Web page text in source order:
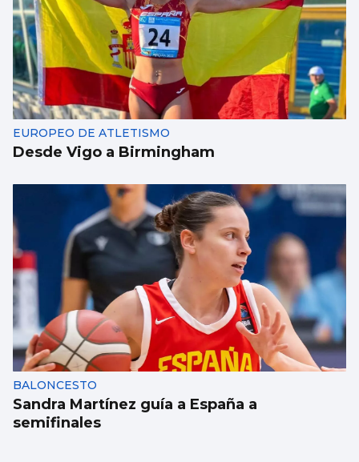
EUROPEO DE ATLETISMO
Desde Vigo a Birmingham
BALONCESTO
Sandra Martínez guía a España a
semifinales